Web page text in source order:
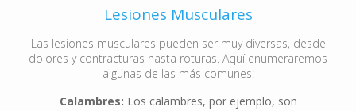
Lesiones Musculares
Las lesiones musculares pueden ser muy diversas, desde
dolores y contracturas hasta roturas. Aquí enumeraremos
algunas de las más comunes:
Calambres: Los calambres, por ejemplo, son